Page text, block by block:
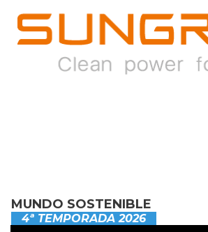
MUNDO SOSTENIBLE
4ª TEMPORADA 2026